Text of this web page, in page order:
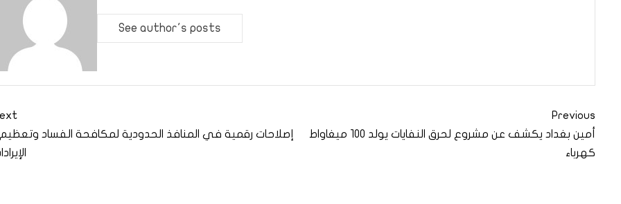
See author's posts
Previous
أمين بغداد يكشف عن مشروع لحرق النفايات يولد 100 ميغاواط
كهرباء
إصلاحات رقمية في المنافذ الحدودية لمكافحة الفساد وتعظيم